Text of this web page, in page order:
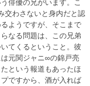
俳優の兄がいます。こ
交わさないと身内だと認
ようですが、そこまで
なる問題は、この兄弟
てくるということ。彼
元関ジャニ∞の錦戸亮
という報道もあったほ
ですから、酒が入れば